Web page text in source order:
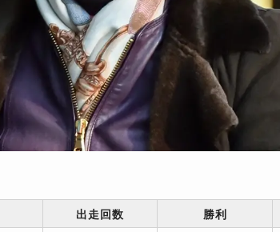
出走回数 勝利